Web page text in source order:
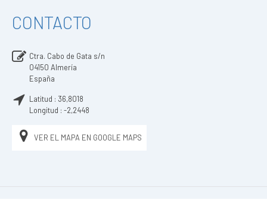
CONTACTO
Ctra. Cabo de Gata s/n
04150 Almería
España
Latitud : 36,8018
Longitud : -2,2448
VER EL MAPA EN GOOGLE MAPS